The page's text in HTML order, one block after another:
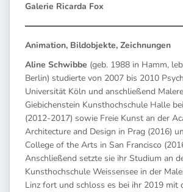
Galerie Ricarda Fox
Animation, Bildobjekte, Zeichnungen
Aline Schwibbe (geb. 1988 in Hamm,
Berlin) studierte von 2007 bis 2010
Universität Köln und anschließend
Giebichenstein Kunsthochschule Halle
(2012-2017) sowie Freie Kunst an der
Architecture and Design in Prag (2016)
College of the Arts in San Francisco
Anschließend setzte sie ihr Studium an
Kunsthochschule Weissensee in der
Linz fort und schloss es bei ihr 2019 mit